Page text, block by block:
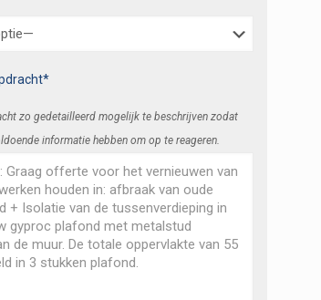
zo gedetailleerd mogelijk te beschrijven zodat
informatie hebben om op te reageren.